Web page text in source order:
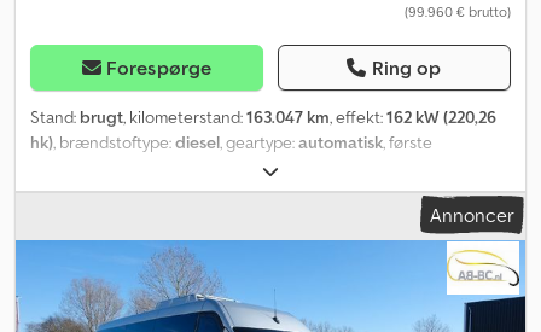
(99.960 € brutto)
Forespørge Ring op
Stand: brugt, kilometerstand:163.047 km, effekt:162 kW (220,26
hk) , brændstoftype:diesel , geartype:automatisk , første
, emissionsklasse:
retarder, antal sæder:29, Produktionsår:2019, Udstyr:ABS,
badeværelse, elektronisk stabilitetsprogram (ESP), klimaanlæg,
parkeringsvarmer, Iveco 100E, 1. ejer, tyskproduceret køretøj, 29
ligge-/sædepladser, automatgear, klimaanlæg, Euro 6c, elektrisk
dør. Chedsy R Iklopfx Adqsa Byttehandel og indbytte er muligt.
Netto pris: 89.000 euro. Overbevis dig selv om den optiske og
Annoncer